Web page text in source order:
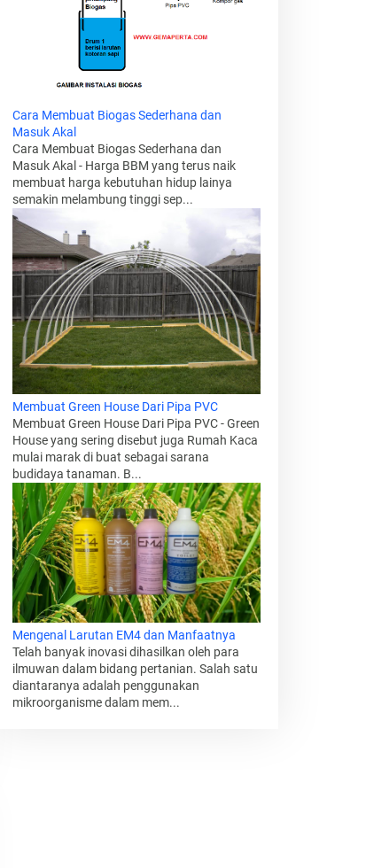
Cara Membuat Biogas Sederhana dan
Masuk Akal
Cara Membuat Biogas Sederhana dan
Masuk Akal - Harga BBM yang terus naik
membuat harga kebutuhan hidup lainya
semakin melambung tinggi sep...
Membuat Green House Dari Pipa PVC
Membuat Green House Dari Pipa PVC - Green
House yang sering disebut juga Rumah Kaca
mulai marak di buat sebagai sarana
budidaya tanaman. B...
Mengenal Larutan EM4 dan Manfaatnya
Telah banyak inovasi dihasilkan oleh para
ilmuwan dalam bidang pertanian. Salah satu
diantaranya adalah penggunakan
mikroorganisme dalam mem...